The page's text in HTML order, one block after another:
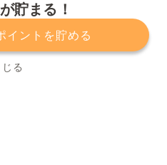
貯まる！
イントを貯める
じる
利用規約
運営会社
せ